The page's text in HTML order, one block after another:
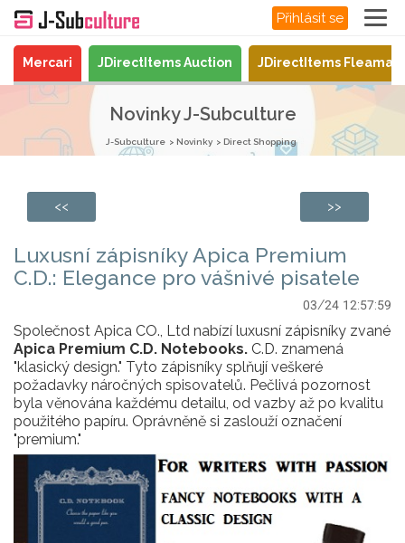
Přihlásit se
Mercari JDirectItems Auction JDirectItems
Novinky J-Subculture
J-Subculture Novinky Direct Shopping
<< >>
Luxusní zápisníky Apica Premium
C.D.: Elegance pro vášnivé pisatele
03/24 12:57:59
Společnost Apica CO., Ltd nabízí luxusní zápisníky zvané
Apica Premium C.D. Notebooks. C.D. znamená
"klasický design." Tyto zápisníky splňují veškeré
požadavky náročných spisovatelů. Pečlivá pozornost
byla věnována každému detailu, od vazby až po kvalitu
použitého papíru. Oprávněně si zaslouží označení
"premium."